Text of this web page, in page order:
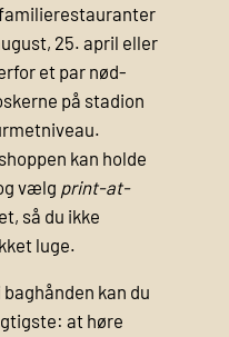
25. april eller
et par nød-
på stadion
kan holde
vælg print-at-
så du ikke
luge.
kan du
at høre